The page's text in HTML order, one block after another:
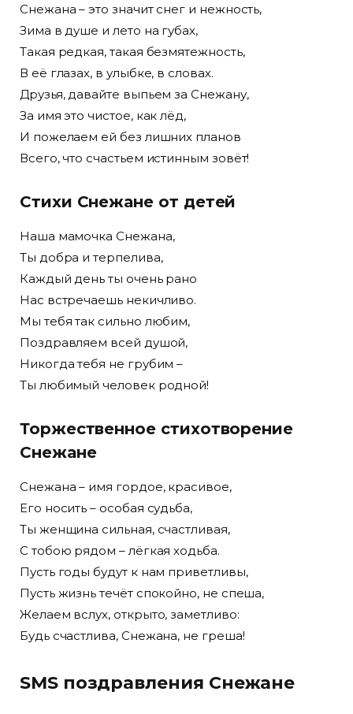
Снежана – это значит снег и нежность,
Зима в душе и лето на губах,
Такая редкая, такая безмятежность,
В её глазах, в улыбке, в словах.
Друзья, давайте выпьем за Снежану,
За имя это чистое, как лёд,
И пожелаем ей без лишних планов
Всего, что счастьем истинным зовёт!
Стихи Снежане от детей
Наша мамочка Снежана,
Ты добра и терпелива,
Каждый день ты очень рано
Нас встречаешь некичливо.
Мы тебя так сильно любим,
Поздравляем всей душой,
Никогда тебя не грубим –
Ты любимый человек родной!
Торжественное стихотворение
Снежане
Снежана – имя гордое, красивое,
Его носить – особая судьба,
Ты женщина сильная, счастливая,
С тобою рядом – лёгкая ходьба.
Пусть годы будут к нам приветливы,
Пусть жизнь течёт спокойно, не спеша,
Желаем вслух, открыто, заметливо:
Будь счастлива, Снежана, не греша!
SMS поздравления Снежане